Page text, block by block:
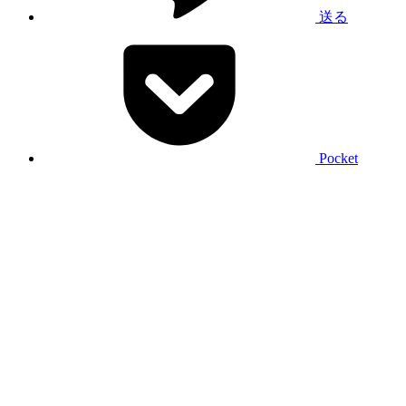
送る
Pocket